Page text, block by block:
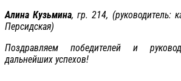
Алина Кузьмина, гр. 214, (руководитель:
Персидская)
Поздравляем победителей и
дальнейших успехов!